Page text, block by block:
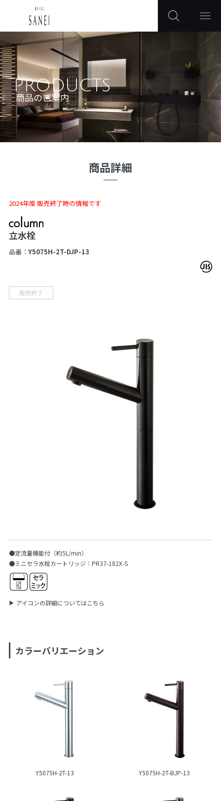
PRODUCTS
商品のご案内
商品詳細
2024年度 販売終了時の情報です
立水栓
品番： Y5075H-2T-DJP-13
販売終了
●定流量機能付（約5L/min）
●ミニセラ水栓カートリッジ：PR37-182X-S
アイコンの詳細についてはこちら
カラーバリエーション
Y5075H-2T-13 Y5075H-2T-BJP-13